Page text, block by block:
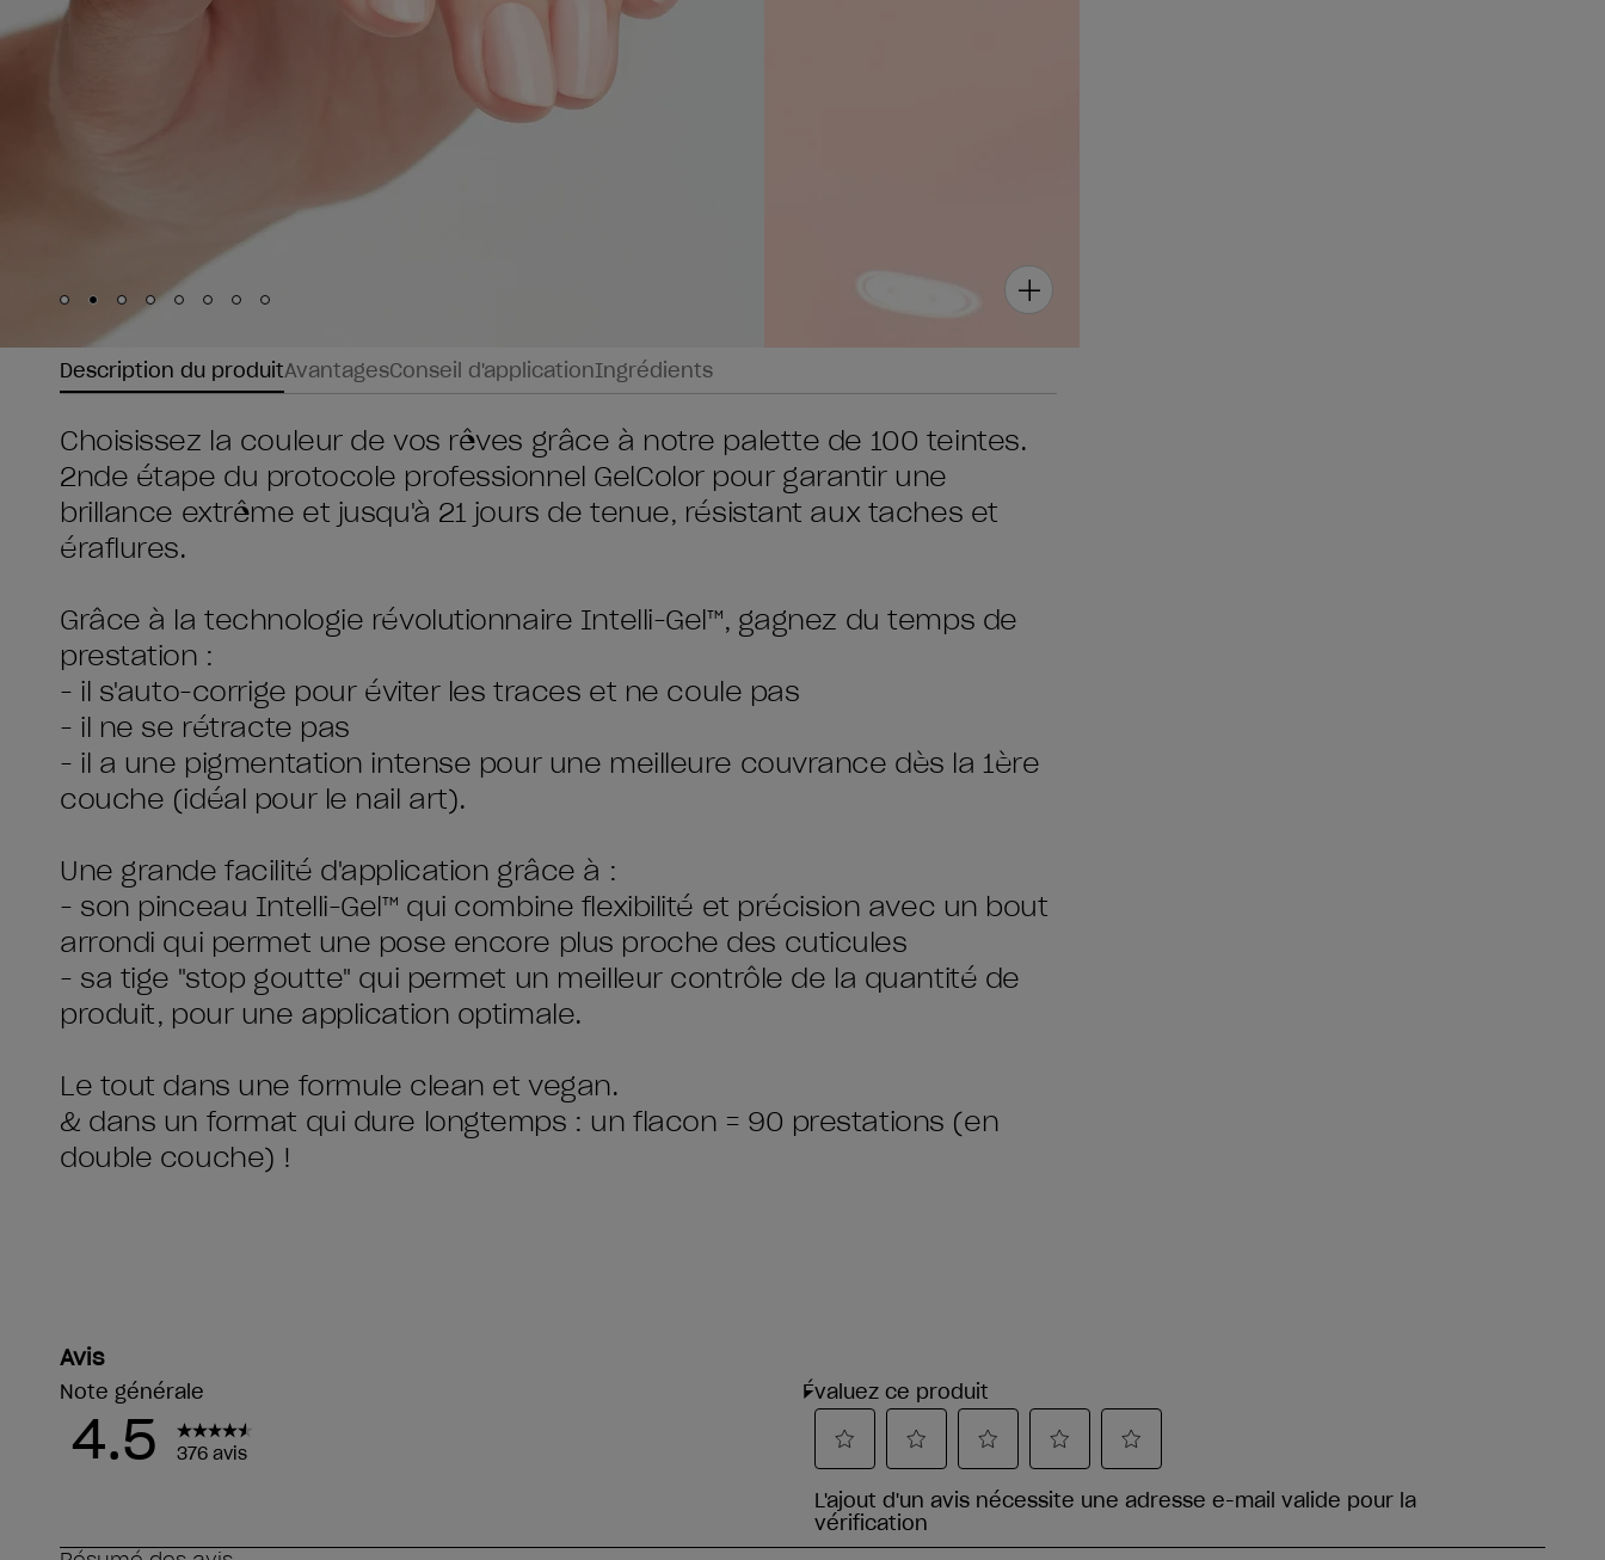
Skip to slide
Skip to slide
Skip to slide
Skip to slide
Skip to slide
Skip to slide
Skip to slide
Skip to slide
Description du produitAvantagesConseil d'applicationIngrédients
Choisissez la couleur de vos rêves grâce à notre palette de 100 teintes.
2nde étape du protocole professionnel GelColor pour garantir une
brillance extrême et jusqu'à 21 jours de tenue, résistant aux taches et
éraflures.
Grâce à la technologie révolutionnaire Intelli-Gel™, gagnez du temps de
prestation :
- il s'auto-corrige pour éviter les traces et ne coule pas
- il ne se rétracte pas
- il a une pigmentation intense pour une meilleure couvrance dès la 1ère
couche (idéal pour le nail art).
Une grande facilité d'application grâce à :
- son pinceau Intelli-Gel™ qui combine flexibilité et précision avec un bout
arrondi qui permet une pose encore plus proche des cuticules
- sa tige "stop goutte" qui permet un meilleur contrôle de la quantité de
produit, pour une application optimale.
Le tout dans une formule clean et vegan.
& dans un format qui dure longtemps : un flacon = 90 prestations (en
double couche) !